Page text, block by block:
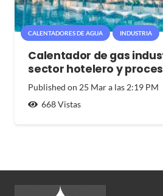
CALENTADORES DE AGUA INDUSTRIA
Calentador de gas
sector hotelero y
Published on 25 Mar a las 2:19 PM
668Vistas